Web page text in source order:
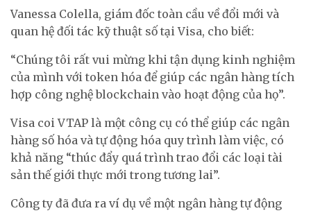
Vanessa Colella, giám đốc toàn cầu về đổi mới và
quan hệ đối tác kỹ thuật số tại Visa, cho biết:
“Chúng tôi rất vui mừng khi tận dụng kinh nghiệm
của mình với token hóa để giúp các ngân hàng tích
hợp công nghệ blockchain vào hoạt động của họ”.
Visa coi VTAP là một công cụ có thể giúp các ngân
hàng số hóa và tự động hóa quy trình làm việc, có
khả năng “thúc đẩy quá trình trao đổi các loại tài
sản thế giới thực mới trong tương lai”.
Công ty đã đưa ra ví dụ về một ngân hàng tự động